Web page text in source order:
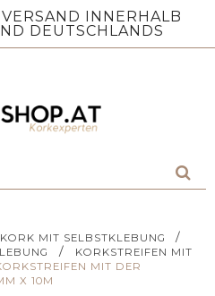
INNERHALB
DEUTSCHLANDS
KORK MIT SELBSTKLEBUNG /
/
KORKSTREIFEN MIT
MIT DER
X 10M